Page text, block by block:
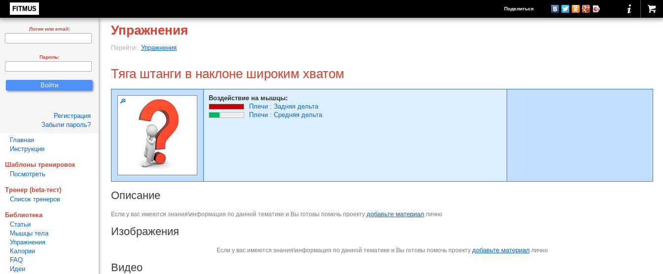
FITMUS Поделиться
Упражнения
Перейти: Упражнения
Тяга штанги в наклоне широким хватом
Воздействие на мышцы:
Плечи : Задняя дельта
Плечи : Средняя дельта
Описание
Если у вас имеются знания\информация по данной тематике и Вы готовы помочь проекту добавьте материал лично
Изображения
Если у вас имеются знания\информация по данной тематике и Вы готовы помочь проекту добавьте материал лично
Видео
Логин или email:
Пароль:
Регистрация
Забыли пароль?
Главная
Инструкции
Шаблоны тренировок
Посмотреть
Тренер (beta-тест)
Список тренеров
Библиотека
Статьи
Мышцы тела
Упражнения
Калории
FAQ
Идеи